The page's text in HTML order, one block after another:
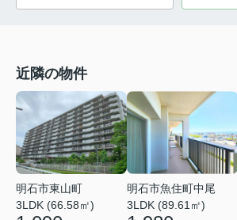
近隣の物件
明石市東山町
3LDK (66.58㎡)
明石市魚住町中尾
3LDK (89.61㎡)